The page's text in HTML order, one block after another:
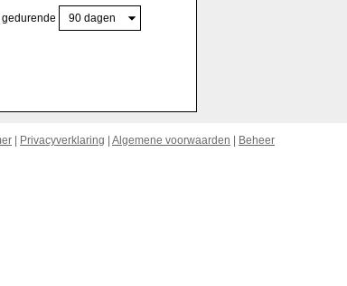
Privacyverklaring Algemene voorwaarden Beheer